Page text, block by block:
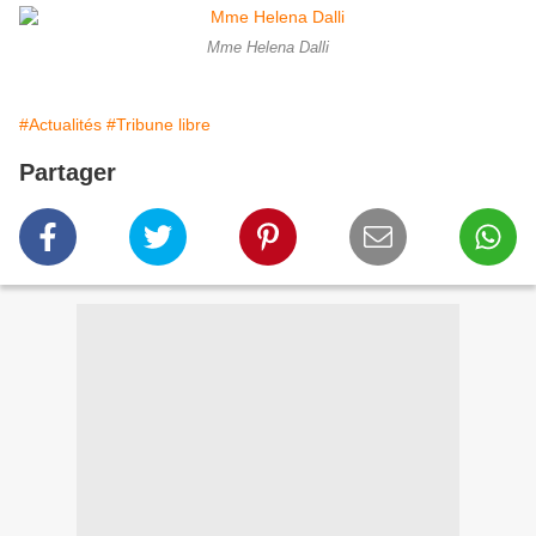
Mme Helena Dalli
#Actualités #Tribune libre
Partager